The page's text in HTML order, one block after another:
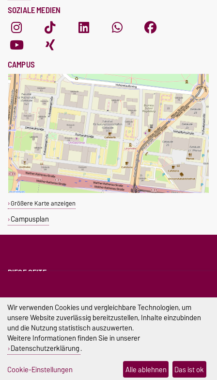
SOZIALE MEDIEN
CAMPUS
Größere Karte anzeigen
Campusplan
DIESE SEITE
Permalink
Impressum
Datenschutz
Barrierefreiheit
Wir verwenden Cookies und vergleichbare Technologien, um
unsere Website zuverlässig bereitzustellen, Inhalte einzubinden
und die Nutzung statistisch auszuwerten.
Weitere Informationen finden Sie in unserer
Datenschutzerklärung.
Cookie-Einstellungen
Alle ablehnen Das ist ok